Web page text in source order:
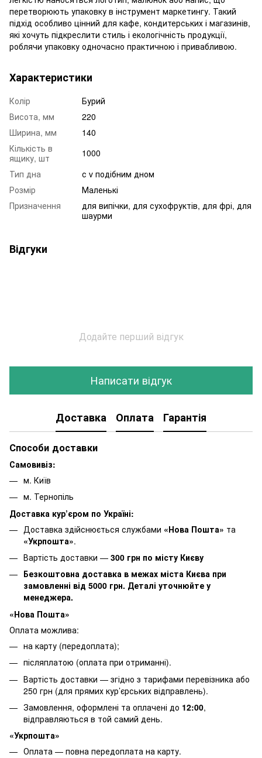
перетворюють упаковку в інструмент маркетингу. Такий
підхід особливо цінний для кафе, кондитерських і магазинів,
які хочуть підкреслити стиль і екологічність продукції,
роблячи упаковку одночасно практичною і привабливою.
Характеристики
Колір
Бурий
Висота, мм
220
Ширина, мм
140
Кількість в
ящику, шт
1000
Тип дна
с v подібним дном
Розмір
Маленькі
Призначення
для випічки, для сухофруктів, для фрі, для
шаурми
Відгуки
Додайте перший відгук
Написати відгук
Доставка Оплата Гарантія
Способи доставки
Самовивіз:
м. Київ
м. Тернопіль
Доставка кур’єром по Україні:
Доставка здійснюється службами «Нова Пошта» та
«Укрпошта».
Вартість доставки — 300 грн по місту Києву
Безкоштовна доставка в межах міста Києва при
замовленні від 5000 грн. Деталі уточнюйте у
менеджера.
«Нова Пошта»
Оплата можлива:
на карту (передоплата);
післяплатою (оплата при отриманні).
Вартість доставки — згідно з тарифами перевізника або
250 грн (для прямих кур’єрських відправлень).
Замовлення, оформлені та оплачені до 12:00,
відправляються в той самий день.
«Укрпошта»
Оплата — повна передоплата на карту.